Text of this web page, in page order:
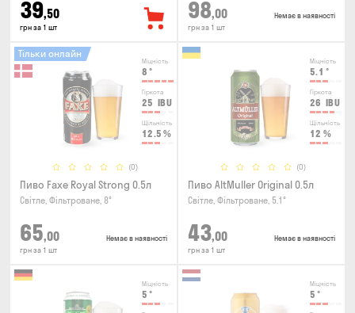
39,50
грн за 1 шт
98,00
грн за 1 шт
Немає в наявності
Міцність
8 °
Гіркота
25 IBU
Щільність
12.5 %
(0)
Тільки онлайн
Пиво Faxe Royal Strong 0.5л
Світле, Фільтроване, 8°
65,00
грн за 1 шт
Немає в наявності
Міцність
5.1 °
Гіркота
26 IBU
Щільність
12 %
(0)
Пиво AltMuller Original 0.5л
Світле, Фільтроване, 5.1°
43,00
грн за 1 шт
Немає в наявності
Міцність
5 °
Міцність
5 °